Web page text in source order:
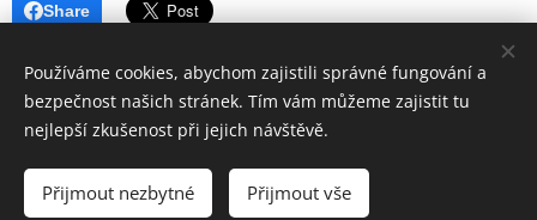
Share
OS ČČK Mladá Boleslav
Vytvořeno službou Webnode
Používáme cookies, abychom zajistili správné fungování a
bezpečnost našich stránek. Tím vám můžeme zajistit tu
nejlepší zkušenost při jejich návštěvě.
Přijmout nezbytné Přijmout vše